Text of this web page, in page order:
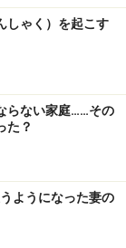
て受け止めて
険回避。スプ
してる手も握
椅子に座ろう
伝えます。
には、このや
ます（アメリ
うに行って少
しゃく）を起こす
らない家庭……その
た？
ようになった妻の